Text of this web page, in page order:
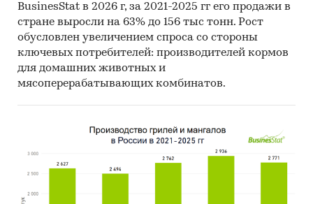
BusinesStat в 2026 г, за 2021-2025 гг его продажи в
стране выросли на 63% до 156 тыс тонн. Рост
обусловлен увеличением спроса со стороны
ключевых потребителей: производителей кормов
для домашних животных и
мясоперерабатывающих комбинатов.